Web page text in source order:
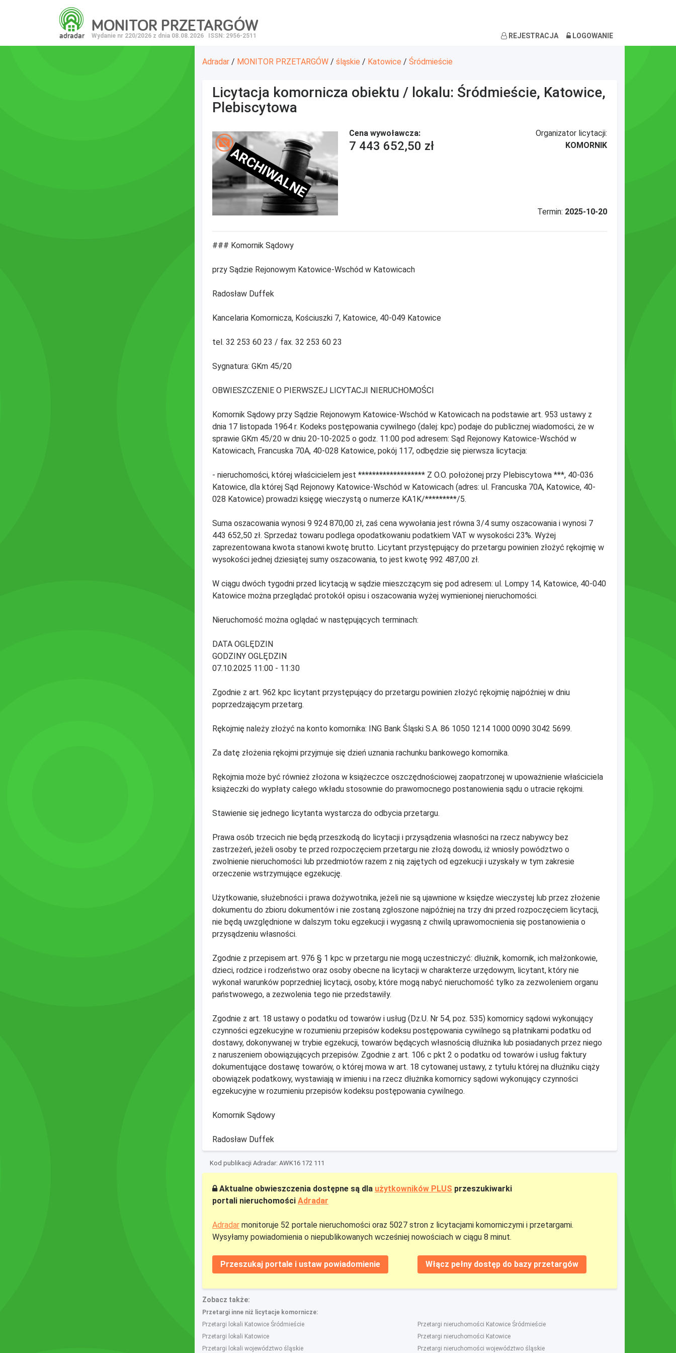
adradar
MONITOR PRZETARGÓW
Wydanie nr 220/2026 z dnia 08.08.2026 ISSN: 2956-2511 REJESTRACJA LOGOWANIE
Adradar / MONITOR PRZETARGÓW / śląskie / Katowice / Śródmieście
Licytacja komornicza obiektu / lokalu: Śródmieście, Katowice,
Plebiscytowa
ARCHIWALNE
Cena wywoławcza:
7 443 652,50 zł
Organizator licytacji:
KOMORNIK
Termin: 2025-10-20
### Komornik Sądowy
przy Sądzie Rejonowym Katowice-Wschód w Katowicach
Radosław Duffek
Kancelaria Komornicza, Kościuszki 7, Katowice, 40-049 Katowice
tel. 32 253 60 23 / fax. 32 253 60 23
Sygnatura: GKm 45/20
OBWIESZCZENIE O PIERWSZEJ LICYTACJI NIERUCHOMOŚCI
Komornik Sądowy przy Sądzie Rejonowym Katowice-Wschód w Katowicach na podstawie art. 953 ustawy z
dnia 17 listopada 1964 r. Kodeks postępowania cywilnego (dalej: kpc) podaje do publicznej wiadomości, że w
sprawie GKm 45/20 w dniu 20-10-2025 o godz. 11:00 pod adresem: Sąd Rejonowy Katowice-Wschód w
Katowicach, Francuska 70A, 40-028 Katowice, pokój 117, odbędzie się pierwsza licytacja:
- nieruchomości, której właścicielem jest ******************* Z O.O. położonej przy Plebiscytowa ***, 40-036
Katowice, dla której Sąd Rejonowy Katowice-Wschód w Katowicach (adres: ul. Francuska 70A, Katowice, 40-
028 Katowice) prowadzi księgę wieczystą o numerze KA1K/*********/5.
Suma oszacowania wynosi 9 924 870,00 zł, zaś cena wywołania jest równa 3/4 sumy oszacowania i wynosi 7
443 652,50 zł. Sprzedaż towaru podlega opodatkowaniu podatkiem VAT w wysokości 23%. Wyżej
zaprezentowana kwota stanowi kwotę brutto. Licytant przystępujący do przetargu powinien złożyć rękojmię w
wysokości jednej dziesiątej sumy oszacowania, to jest kwotę 992 487,00 zł.
W ciągu dwóch tygodni przed licytacją w sądzie mieszczącym się pod adresem: ul. Lompy 14, Katowice, 40-040
Katowice można przeglądać protokół opisu i oszacowania wyżej wymienionej nieruchomości.
Nieruchomość można oglądać w następujących terminach:
DATA OGLĘDZIN
GODZINY OGLĘDZIN
07.10.2025 11:00 - 11:30
Zgodnie z art. 962 kpc licytant przystępujący do przetargu powinien złożyć rękojmię najpóźniej w dniu
poprzedzającym przetarg.
Rękojmię należy złożyć na konto komornika: ING Bank Śląski S.A. 86 1050 1214 1000 0090 3042 5699.
Za datę złożenia rękojmi przyjmuje się dzień uznania rachunku bankowego komornika.
Rękojmia może być również złożona w książeczce oszczędnościowej zaopatrzonej w upoważnienie właściciela
książeczki do wypłaty całego wkładu stosownie do prawomocnego postanowienia sądu o utracie rękojmi.
Stawienie się jednego licytanta wystarcza do odbycia przetargu.
Prawa osób trzecich nie będą przeszkodą do licytacji i przysądzenia własności na rzecz nabywcy bez
zastrzeżeń, jeżeli osoby te przed rozpoczęciem przetargu nie złożą dowodu, iż wniosły powództwo o
zwolnienie nieruchomości lub przedmiotów razem z nią zajętych od egzekucji i uzyskały w tym zakresie
orzeczenie wstrzymujące egzekucję.
Użytkowanie, służebności i prawa dożywotnika, jeżeli nie są ujawnione w księdze wieczystej lub przez złożenie
dokumentu do zbioru dokumentów i nie zostaną zgłoszone najpóźniej na trzy dni przed rozpoczęciem licytacji,
nie będą uwzględnione w dalszym toku egzekucji i wygasną z chwilą uprawomocnienia się postanowienia o
przysądzeniu własności.
Zgodnie z przepisem art. 976 § 1 kpc w przetargu nie mogą uczestniczyć: dłużnik, komornik, ich małżonkowie,
dzieci, rodzice i rodzeństwo oraz osoby obecne na licytacji w charakterze urzędowym, licytant, który nie
wykonał warunków poprzedniej licytacji, osoby, które mogą nabyć nieruchomość tylko za zezwoleniem organu
państwowego, a zezwolenia tego nie przedstawiły.
Zgodnie z art. 18 ustawy o podatku od towarów i usług (Dz.U. Nr 54, poz. 535) komornicy sądowi wykonujący
czynności egzekucyjne w rozumieniu przepisów kodeksu postępowania cywilnego są płatnikami podatku od
dostawy, dokonywanej w trybie egzekucji, towarów będących własnością dłużnika lub posiadanych przez niego
z naruszeniem obowiązujących przepisów. Zgodnie z art. 106 c pkt 2 o podatku od towarów i usług faktury
dokumentujące dostawę towarów, o której mowa w art. 18 cytowanej ustawy, z tytułu której na dłużniku ciąży
obowiązek podatkowy, wystawiają w imieniu i na rzecz dłużnika komornicy sądowi wykonujący czynności
egzekucyjne w rozumieniu przepisów kodeksu postępowania cywilnego.
Komornik Sądowy
Radosław Duffek
Kod publikacji Adradar: AWK16 172 111
Aktualne obwieszczenia dostępne są dla użytkowników PLUS przeszukiwarki
portali nieruchomości Adradar
Adradar monitoruje 52 portale nieruchomości oraz 5027 stron z licytacjami komorniczymi i przetargami.
Wysyłamy powiadomienia o niepublikowanych wcześniej nowościach w ciągu 8 minut.
Przeszukaj portale i ustaw powiadomienie Włącz pełny dostęp do bazy przetargów
Zobacz także:
Przetargi inne niż licytacje komornicze:
Przetargi lokali Katowice Śródmieście
Przetargi lokali Katowice
Przetargi lokali województwo śląskie
Przetargi nieruchomości Katowice Śródmieście
Przetargi nieruchomości Katowice
Przetargi nieruchomości województwo śląskie